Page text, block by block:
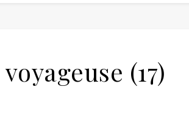
(17)